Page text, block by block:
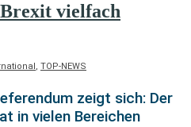
vielfach
, TOP-NEWS
zeigt sich: Der
in vielen Bereichen